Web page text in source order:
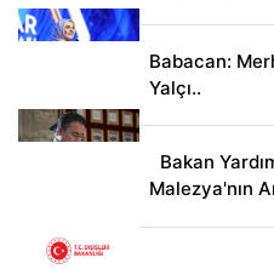
Babacan:
Yalçı..
Bakan
Malezya'nın